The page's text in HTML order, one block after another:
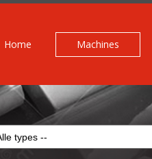
Home Machines